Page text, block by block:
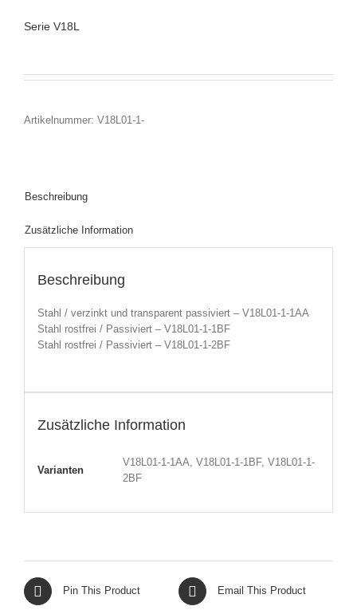
Serie V18L
Artikelnummer: V18L01-1-
Beschreibung
Zusätzliche Information
Beschreibung
Stahl / verzinkt und transparent passiviert – V18L01-1-1AA
Stahl rostfrei / Passiviert – V18L01-1-1BF
Stahl rostfrei / Passiviert – V18L01-1-2BF
Zusätzliche Information
Varianten
V18L01-1-1AA, V18L01-1-1BF, V18L01-1-
2BF
Pin This Product Email This Product